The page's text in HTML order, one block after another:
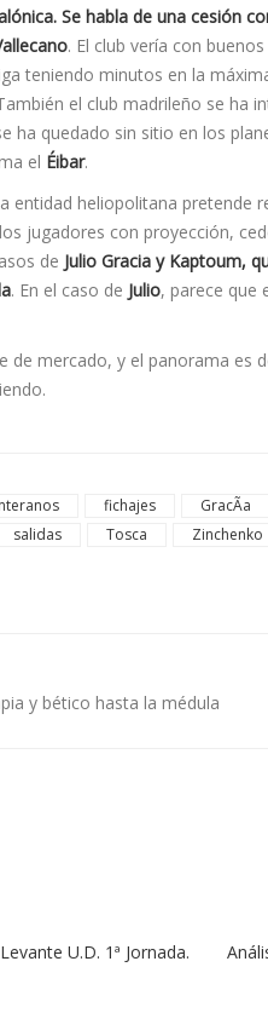
Se habla de una cesión
. El club verí­a con
teniendo minutos en la
el club madrileño se ha
ha quedado sin sitio en los
el Éibar.
entidad heliopolitana pretende
jugadores con proyección,
de Julio Gracia y Kaptoum,
. En el caso de Julio, parece que
de mercado, y el panorama
fichajes GracÃ­a
salidas Tosca Zinchenko
y bético hasta la médula
U.D. 1ª Jornada.